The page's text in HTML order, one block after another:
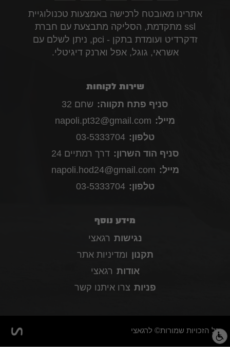
אתרינו מאובטח לרכישה באמצעות טכנולוגיית
ssl מתקדמת, הסליקה מתבצעת עם חברת
זדקרדיט ועומדת בתקן - pci, ניתן לשלם עם
אשראי, גוגל, אפל וארנק דיגיטלי.
שירות לקוחות
סניף פתח תקווה: שחם 32
מייל: napoli.pt32@gmail.com
טלפון: 03-5333704
סניף הוד השרון: דרך רמתיים 24
מייל: napoli.hod24@gmail.com
טלפון: 03-5333704
מידע נוסף
נגישות רגאצי
תקנון ומדיניות אתר
אודות רגאצי
פניות צרו איתנו קשר
כל הזכויות שמורות© לרגאצי